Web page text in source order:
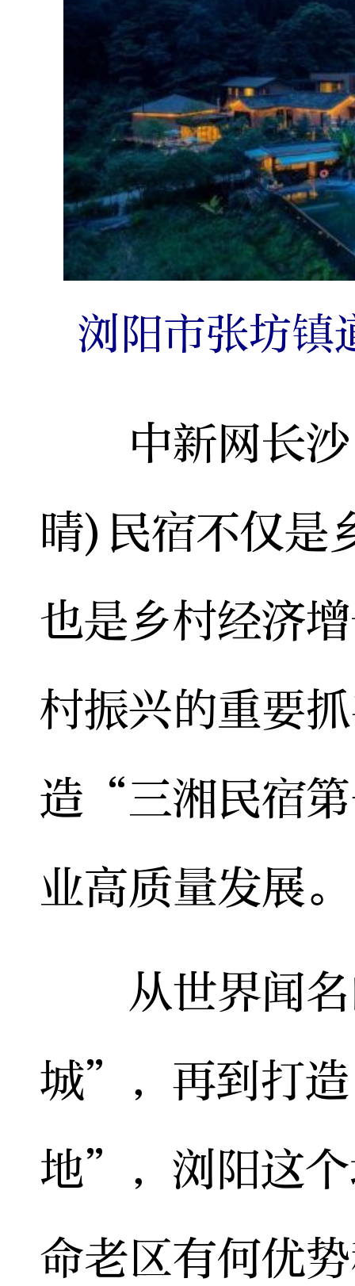
浏阳市张坊镇
中新网长沙
晴)民宿不仅是
也是乡村经济
村振兴的重要
造“三湘民宿
业高质量发展。
从世界闻名
城”，再到打
地”，浏阳这
命老区有何优